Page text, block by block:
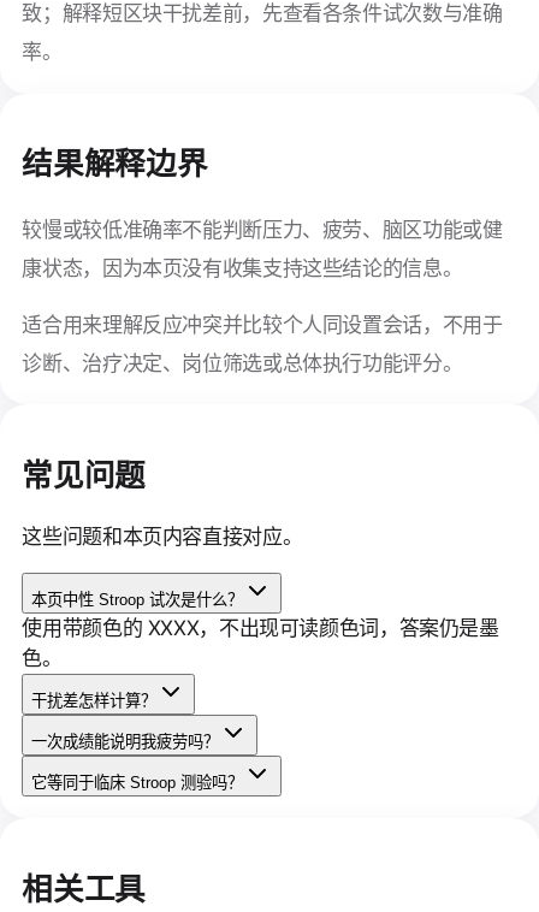
致；解释短区块干扰差前，先查看各条件试次数与准确
率。
结果解释边界
较慢或较低准确率不能判断压力、疲劳、脑区功能或健
康状态，因为本页没有收集支持这些结论的信息。
适合用来理解反应冲突并比较个人同设置会话，不用于
诊断、治疗决定、岗位筛选或总体执行功能评分。
常见问题
这些问题和本页内容直接对应。
本页中性 Stroop 试次是什么？
使用带颜色的 XXXX，不出现可读颜色词，答案仍是墨
色。
干扰差怎样计算？
一次成绩能说明我疲劳吗？
它等同于临床 Stroop 测验吗？
相关工具